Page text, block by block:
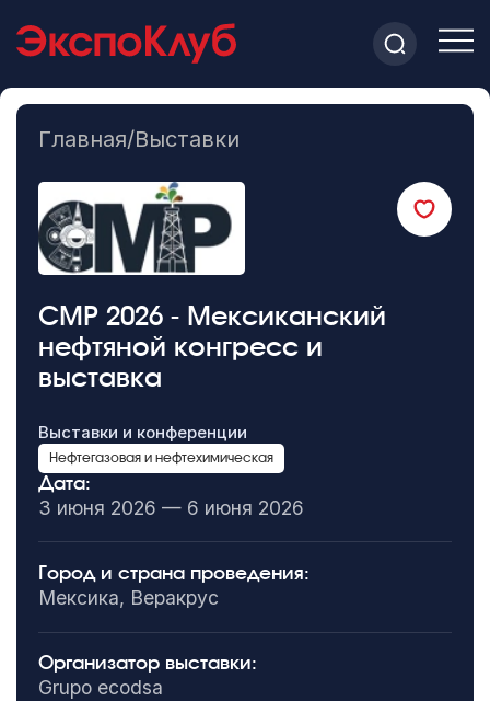
Главная/Выставки
CMP 2026 - Мексиканский
нефтяной конгресс и
выставка
Выставки и конференции
Нефтегазовая и нефтехимическая
Дата:
3 июня 2026 — 6 июня 2026
Город и страна проведения:
Мексика, Веракрус
Организатор выставки:
Grupo ecodsa